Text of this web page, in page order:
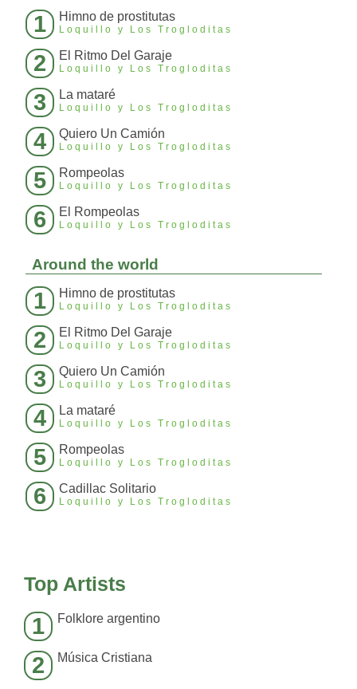
1 Himno de prostitutas
Loquillo y Los Trogloditas
2 El Ritmo Del Garaje
Loquillo y Los Trogloditas
3 La mataré
Loquillo y Los Trogloditas
4 Quiero Un Camión
Loquillo y Los Trogloditas
5 Rompeolas
Loquillo y Los Trogloditas
6 El Rompeolas
Loquillo y Los Trogloditas
Around the world
1 Himno de prostitutas
Loquillo y Los Trogloditas
2 El Ritmo Del Garaje
Loquillo y Los Trogloditas
3 Quiero Un Camión
Loquillo y Los Trogloditas
4 La mataré
Loquillo y Los Trogloditas
5 Rompeolas
Loquillo y Los Trogloditas
6 Cadillac Solitario
Loquillo y Los Trogloditas
Top Artists
1 Folklore argentino
2 Música Cristiana